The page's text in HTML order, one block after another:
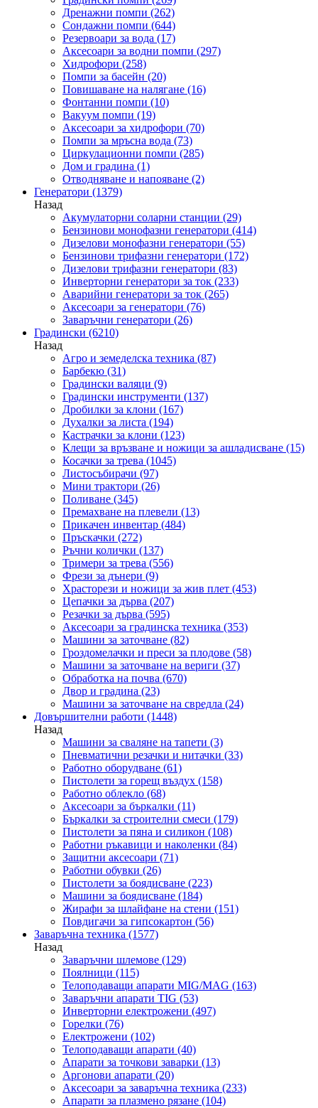
Дренажни помпи (262)
Сондажни помпи (644)
Резервоари за вода (17)
Аксесоари за водни помпи (297)
Хидрофори (258)
Помпи за басейн (20)
Повишаване на налягане (16)
Фонтанни помпи (10)
Вакуум помпи (19)
Аксесоари за хидрофори (70)
Помпи за мръсна вода (73)
Циркулационни помпи (285)
Дом и градина (1)
Отводняване и напояване (2)
Генератори (1379)
Назад
Акумулаторни соларни станции (29)
Бензинови монофазни генератори (414)
Дизелови монофазни генератори (55)
Бензинови трифазни генератори (172)
Дизелови трифазни генератори (83)
Инверторни генератори за ток (233)
Аварийни генератори за ток (265)
Аксесоари за генератори (76)
Заваръчни генератори (26)
Градински (6210)
Назад
Агро и земеделска техника (87)
Барбекю (31)
Градински валяци (9)
Градински инструменти (137)
Дробилки за клони (167)
Духалки за листа (194)
Кастрачки за клони (123)
Клещи за връзване и ножици за ашладисване (15)
Косачки за трева (1045)
Листосъбирачи (97)
Мини трактори (26)
Поливане (345)
Премахване на плевели (13)
Прикачен инвентар (484)
Пръскачки (272)
Ръчни колички (137)
Тримери за трева (556)
Фрези за дънери (9)
Храсторези и ножици за жив плет (453)
Цепачки за дърва (207)
Резачки за дърва (595)
Аксесоари за градинска техника (353)
Машини за заточване (82)
Гроздомелачки и преси за плодове (58)
Машини за заточване на вериги (37)
Обработка на почва (670)
Двор и градина (23)
Машини за заточване на свредла (24)
Довършителни работи (1448)
Назад
Машини за сваляне на тапети (3)
Пневматични резачки и нитачки (33)
Работно оборудване (61)
Пистолети за горещ въздух (158)
Работно облекло (68)
Аксесоари за бъркалки (11)
Бъркалки за строителни смеси (179)
Пистолети за пяна и силикон (108)
Работни ръкавици и наколенки (84)
Защитни аксесоари (71)
Работни обувки (26)
Пистолети за боядисване (223)
Машини за боядисване (184)
Жирафи за шлайфане на стени (151)
Повдигачи за гипсокартон (56)
Заваръчна техника (1577)
Назад
Заваръчни шлемове (129)
Поялници (115)
Телоподаващи апарати MIG/MAG (163)
Заваръчни апарати TIG (53)
Инверторни електрожени (497)
Горелки (76)
Електрожени (102)
Телоподаващи апарати (40)
Апарати за точкови заварки (13)
Аргонови апарати (20)
Аксесоари за заваръчна техника (233)
Апарати за плазмено рязане (104)